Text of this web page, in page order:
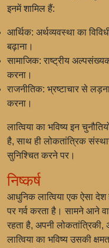
इनमें शामिल हैं:
आर्थिक: अर्थव्यवस्था का
बढ़ाना।
सामाजिक: राष्ट्रीय
करना।
राजनीतिक: भ्रष्टाचार से
करना।
लात्विया का भविष्य इन
है, साथ ही लोकतांत्रिक
सुनिश्चित करने पर।
निष्कर्ष
आधुनिक लात्विया एक ऐसा
पर गर्व करता है। सामने आने
रहता है, अपनी
लात्विया का भविष्य उसकी